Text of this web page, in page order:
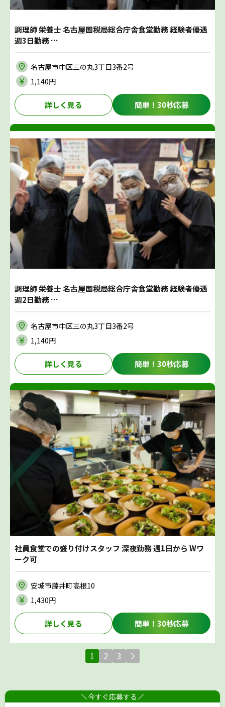
今すぐ応募する
調理師 栄養士 名古屋国税局総合庁舎食堂勤務 経験者優遇
週3日勤務 …
名古屋市中区三の丸3丁目3番2号
1,140円
詳しく見る 簡単！30秒応募
調理師 栄養士 名古屋国税局総合庁舎食堂勤務 経験者優遇
週2日勤務 …
名古屋市中区三の丸3丁目3番2号
1,140円
詳しく見る 簡単！30秒応募
社員食堂での盛り付けスタッフ 深夜勤務 週1日から Wワ
ーク可
安城市藤井町高根10
1,430円
詳しく見る 簡単！30秒応募
1 2 3